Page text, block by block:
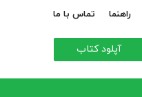
راهنما تماس با ما
آپلود کتاب